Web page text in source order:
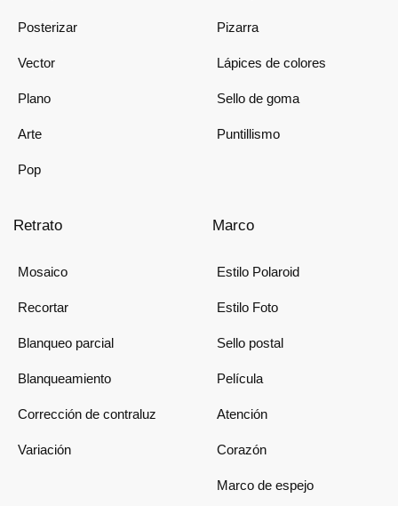
Posterizar
Vector
Plano
Arte
Pop
Pizarra
Lápices de colores
Sello de goma
Puntillismo
Retrato
Mosaico
Recortar
Blanqueo parcial
Blanqueamiento
Corrección de contraluz
Variación
Marco
Estilo Polaroid
Estilo Foto
Sello postal
Película
Atención
Corazón
Marco de espejo